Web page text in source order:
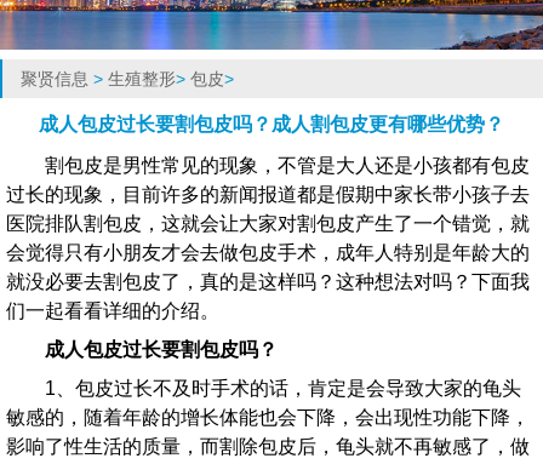
聚贤信息 > 生殖整形> 包皮>
成人包皮过长要割包皮吗？成人割包皮更有哪些优势？
割包皮是男性常见的现象，不管是大人还是小孩都有包皮
过长的现象，目前许多的新闻报道都是假期中家长带小孩子去
医院排队割包皮，这就会让大家对割包皮产生了一个错觉，就
会觉得只有小朋友才会去做包皮手术，成年人特别是年龄大的
就没必要去割包皮了，真的是这样吗？这种想法对吗？下面我
们一起看看详细的介绍。
成人包皮过长要割包皮吗？
1、包皮过长不及时手术的话，肯定是会导致大家的龟头
敏感的，随着年龄的增长体能也会下降，会出现性功能下降，
影响了性生活的质量，而割除包皮后，龟头就不再敏感了，做